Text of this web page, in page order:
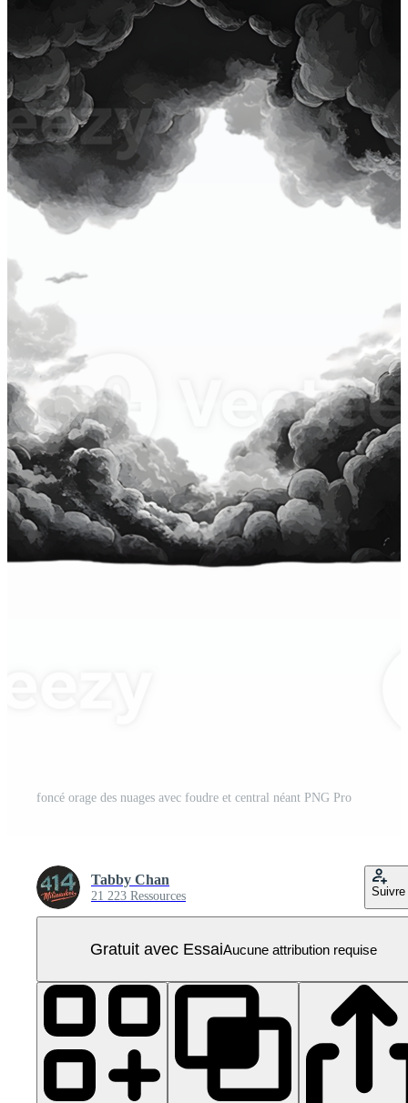
foncé orage des nuages avec foudre et central néant PNG Pro
Tabby Chan
21 223 Ressources Suivre
Gratuit avec EssaiAucune attribution requise